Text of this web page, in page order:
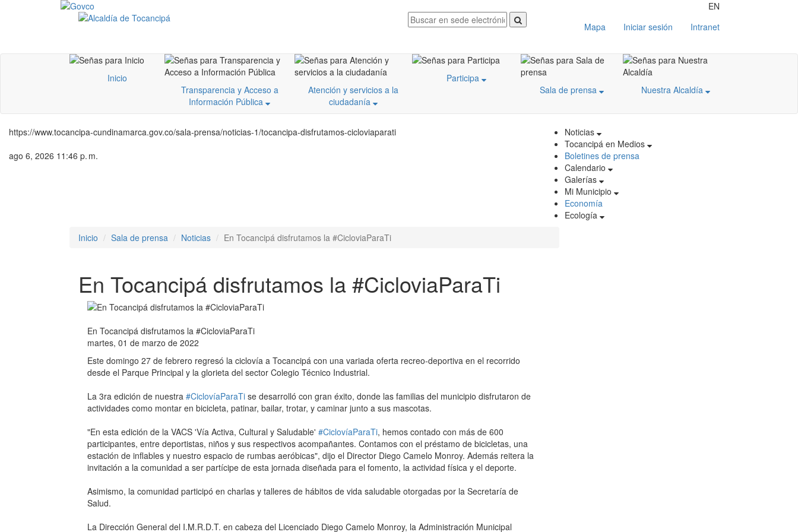
EN
Mapa
Iniciar sesión Intranet
Inicio
Transparencia y Acceso a
Información Pública
Atención y servicios a la
ciudadanía
Participa
Sala de prensa
Nuestra Alcaldía
https://www.tocancipa-cundinamarca.gov.co/sala-prensa/noticias-1/tocancipa-disfrutamos-cicloviaparati
ago 6, 2026 11:46 p. m.
Noticias
Tocancipá en Medios
Boletines de prensa
Calendario
Galerías
Mi Municipio
Economía
Ecología
Inicio
Sala de prensa Noticias En Tocancipá disfrutamos la #CicloviaParaTi
En Tocancipá disfrutamos la #CicloviaParaTi
En Tocancipá disfrutamos la #CicloviaParaTi
martes, 01 de marzo de 2022
Este domingo 27 de febrero regresó la ciclovía a Tocancipá con una variada oferta recreo-deportiva en el recorrido
desde el Parque Principal y la glorieta del sector Colegio Técnico Industrial. ⁣⁣
⁣La 3ra edición de nuestra #CiclovíaParaTi se desarrolló con gran éxito, donde las familias del municipio disfrutaron de
actividades como montar en bicicleta, patinar, bailar, trotar, y caminar junto a sus mascotas. ⁣
⁣"En esta edición de la VACS 'Vía Activa, Cultural y Saludable' #CiclovíaParaTi, hemos contado con más de 600
participantes, entre deportistas, niños y sus respectivos acompañantes. Contamos con el préstamo de bicicletas, una
estación de inflables y nuestro espacio de rumbas aeróbicas", dijo el Director Diego Camelo Monroy. Además reitera la
invitación a la comunidad a ser partícipe de esta jornada diseñada para el fomento, la actividad física y el deporte.⁣
⁣Asimismo, la comunidad participó en charlas y talleres de hábitos de vida saludable otorgadas por la Secretaría de
Salud.⁣⁣
⁣La Dirección General del I.M.R.D.T. en cabeza del Licenciado Diego Camelo Monroy, la Administración Municipal